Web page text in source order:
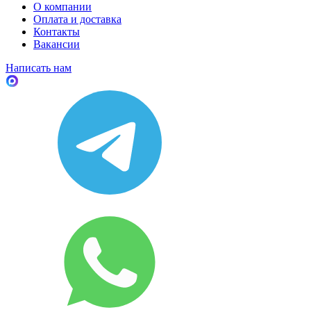
О компании
Оплата и доставка
Контакты
Вакансии
Написать нам